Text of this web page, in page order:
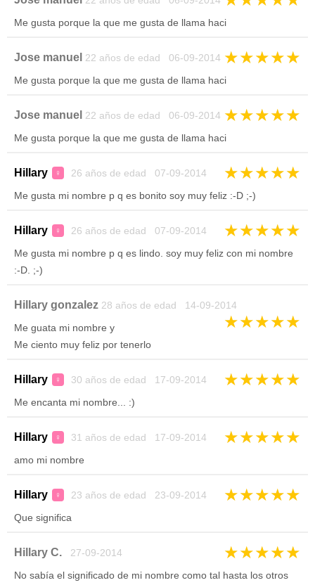
Me gusta porque la que me gusta de llama haci
Jose manuel 22 años de edad 06-09-2014 ★★★★★
Me gusta porque la que me gusta de llama haci
Jose manuel 22 años de edad 06-09-2014 ★★★★★
Me gusta porque la que me gusta de llama haci
Hillary ♀ 26 años de edad 07-09-2014 ★★★★★
Me gusta mi nombre p q es bonito soy muy feliz :-D ;-)
Hillary ♀ 26 años de edad 07-09-2014 ★★★★★
Me gusta mi nombre p q es lindo. soy muy feliz con mi nombre
:-D. ;-)
Hillary gonzalez 28 años de edad 14-09-2014
★★★★★
Me guata mi nombre y
Me ciento muy feliz por tenerlo
Hillary ♀ 30 años de edad 17-09-2014 ★★★★★
Me encanta mi nombre... :)
Hillary ♀ 31 años de edad 17-09-2014 ★★★★★
amo mi nombre
Hillary ♀ 23 años de edad 23-09-2014 ★★★★★
Que significa
Hillary C. 27-09-2014 ★★★★★
No sabía el significado de mi nombre como tal hasta los otros